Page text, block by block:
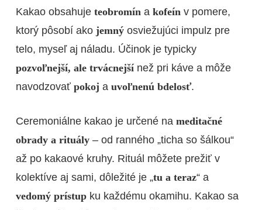
Kakao obsahuje teobromína kofeínv pomere,
ktorý pôsobí ako jemnýosviežujúci impulz pre
telo, myseľ aj náladu. Účinok je typicky
pozvoľnejší, ale trvácnejšínež pri káve a môže
navodzovať pokoj a uvoľnenú bdelosť.
Ceremoniálne kakao je určené na meditačné
obrady a rituály– od ranného „ticha so šálkou“
až po kakaové kruhy. Rituál môžete prežiť v
kolektíve aj sami, dôležité je „tu a teraz“ a
vedomý prístupku každému okamihu. Kakao sa